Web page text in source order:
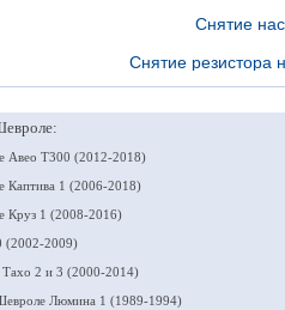
Снятие
Снятие резистора
Авео Т300 (2012-2018)
Каптива 1 (2006-2018)
Круз 1 (2008-2016)
(2002-2009)
2 и 3 (2000-2014)
Люмина 1 (1989-1994)